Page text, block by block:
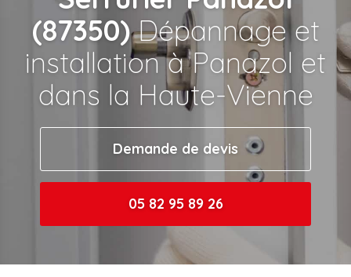
(87350)Dépannage et
installation à Panazol et
dans la Haute-Vienne
Demande de devis
05 82 95 89 26